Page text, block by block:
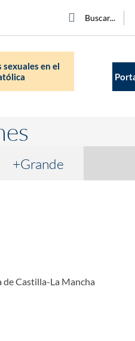
Buscar
Click para buscar
Buscar
en el
+Grande
Castilla-La Mancha